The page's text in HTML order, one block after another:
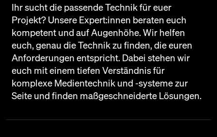
Ihr sucht die passende Technik für euer
Projekt? Unsere Expert:innen beraten euch
kompetent und auf Augenhöhe. Wir helfen
euch, genau die Technik zu finden, die euren
Anforderungen entspricht. Dabei stehen wir
euch mit einem tiefen Verständnis für
komplexe Medientechnik und -systeme zur
Seite und finden maßgeschneiderte Lösungen.